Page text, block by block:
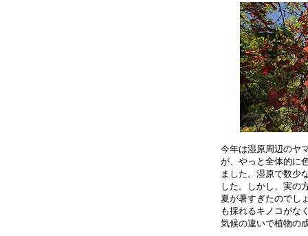
今年は湿原周辺のヤ
が、やっと全体的に
ました。湿原で数少
した。しかし、実の
夏が暑すぎたのでし
も採れるキノコがな